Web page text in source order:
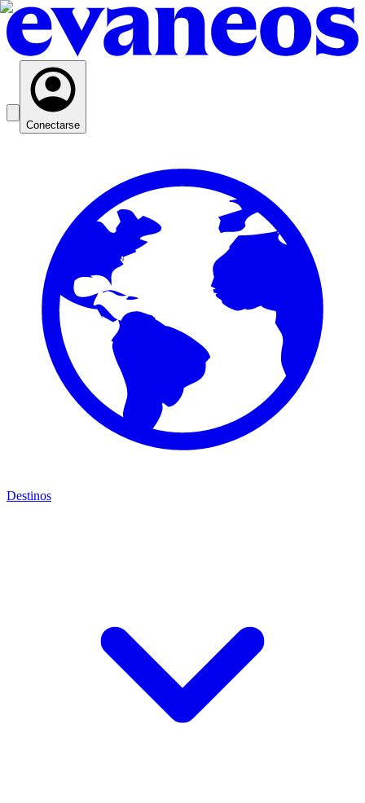
Conectarse
Destinos